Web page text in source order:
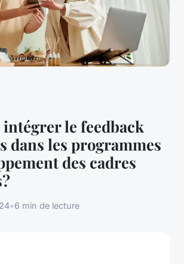
le feedback
dans les programmes
des cadres
•6 min de lecture